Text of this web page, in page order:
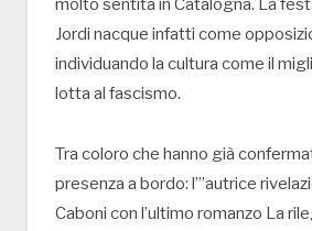
molto sentita in Catalogna. La
Jordi nacque infatti come
individuando la cultura come il
lotta al fascismo.
Tra coloro che hanno già
presenza a bordo: l’”autrice
Caboni con l’ultimo romanzo La